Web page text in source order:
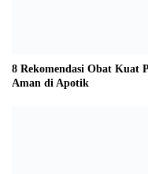
8 Rekomendasi Obat Kuat
Aman di Apotik